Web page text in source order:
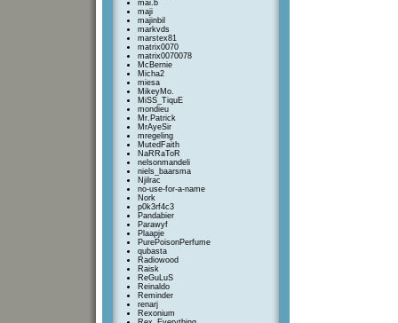
mai.b
maji
majinbil
markvds
marstex81
matrix0070
matrix0070078
McBernie
Micha2
miesa
MikeyMo.
MiSS_TiquE
mondieu
Mr.Patrick
MrAyeSir
mregeling
MutedFaith
NaRRaToR
nelsonmandeli
niels_baarsma
Njilrac
no-use-for-a-name
Nork
p0k3rf4c3
Pandabier
Parawyf
Plaapje
PurePoisonPerfume
qubasta
Radiowood
Raisk
ReGuLuS
Reinaldo
Reminder
renarj
Rexonium